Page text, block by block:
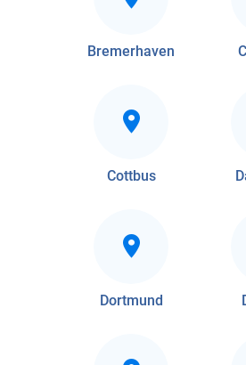
Bremerhaven
Cottbus
Dortmund